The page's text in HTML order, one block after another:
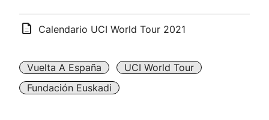
Calendario UCI World Tour 2021
Vuelta A España
UCI World Tour
Fundación Euskadi